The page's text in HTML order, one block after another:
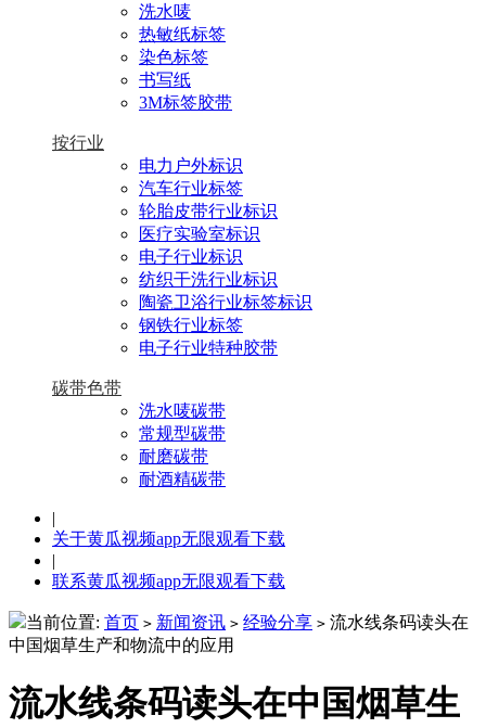
洗水唛
热敏纸标签
染色标签
书写纸
3M标签胶带
按行业
电力户外标识
汽车行业标签
轮胎皮带行业标识
医疗实验室标识
电子行业标识
纺织干洗行业标识
陶瓷卫浴行业标签标识
钢铁行业标签
电子行业特种胶带
碳带色带
洗水唛碳带
常规型碳带
耐磨碳带
耐酒精碳带
|
关于黄瓜视频app无限观看下载
|
联系黄瓜视频app无限观看下载
当前位置: 首页 > 新闻资讯 > 经验分享 > 流水线条码读头在
中国烟草生产和物流中的应用
流水线条码读头在中国烟草生